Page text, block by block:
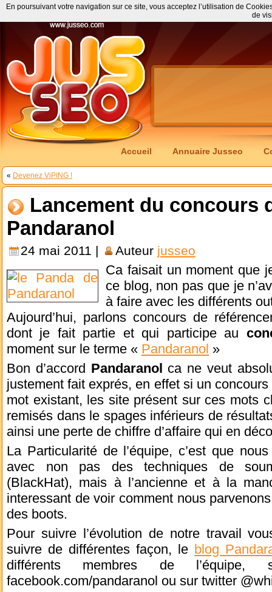
Accueil Annuaire Jusseo
« Devenez ViPING !
Lancement du concours
Pandaranol
24 mai 2011 | Auteur jusseo
Ca faisait un moment que
ce blog, non pas que je
à faire avec les différents
Aujourd’hui, parlons concours de
dont je fait partie et qui participe au
moment sur le terme « Pandaranol »
Bon d’accord Pandaranol ca ne veut
justement fait exprés, en effet si un
mot existant, les site présent sur ces mots
remisés dans le spages inférieurs de
ainsi une perte de chiffre d’affaire qui en
La Particularité de l’équipe, c’est que
avec non pas des techniques de
(BlackHat), mais à l’ancienne et à la
interessant de voir comment nous
des boots.
Pour suivre l’évolution de notre travail
suivre de différentes façon, le blog
différents membres de
facebook.com/pandaranol ou sur twitter
En poursuivant votre navigation sur ce site, vous acceptez l’utilisation de
de